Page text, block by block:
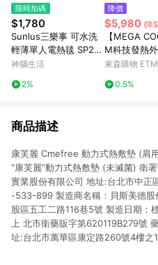
限時加碼
$1,780
Sunlus三樂事 可水洗
輕薄單人電熱毯 SP270
1OR
神腦生活
2%
降價
$5,980 (降
【MEGA
M科技發熱
套 電熱外套
熱外套 暖暖
東森購物
0.5%
商品描述
康芙麗 Cmefree 動力式熱敷墊 (肩
“康芙麗”動力式熱敷墊 (未滅菌) 衛
實業股份有限公司 地址:台北市中
-533-899 製造商名稱：貝斯美德股
股區五工二路116巷5號 製造日期：
上 北市衛藥販字第620119B279號
址:台北市萬華區康定路260號4樓